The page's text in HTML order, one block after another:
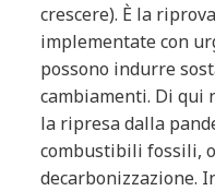
crescere). È la
implementate con
possono indurre
cambiamenti. Di qui
la ripresa dalla
combustibili fossili,
decarbonizzazione.